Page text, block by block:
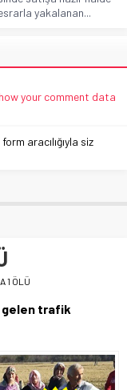
yakalanan...
your comment data
aracılığıyla siz
1 ÖLÜ
gelen trafik